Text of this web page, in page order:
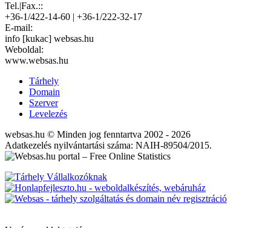
Tel.|Fax.::
+36-1/422-14-60 | +36-1/222-32-17
E-mail:
info [kukac] websas.hu
Weboldal:
www.websas.hu
Tárhely
Domain
Szerver
Levelezés
websas.hu © Minden jog fenntartva 2002 - 2026
Adatkezelés nyilvántartási száma: NAIH-89504/2015.